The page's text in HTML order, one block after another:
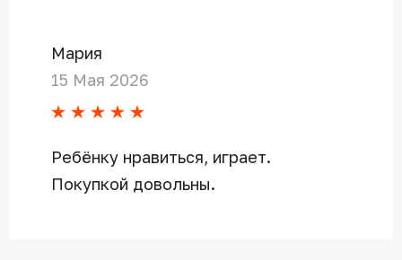
Мария
15 Мая 2026
Ребёнку нравиться, играет.
Покупкой довольны.